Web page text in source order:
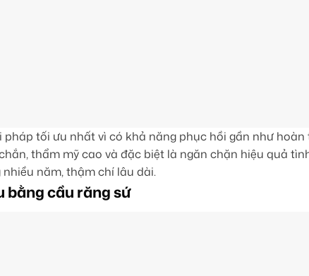
tối ưu nhất vì có khả năng phục hồi gần như
thẩm mỹ cao và đặc biệt là ngăn chặn hiệu quả
năm, thậm chí lâu dài.
bằng cầu răng sứ